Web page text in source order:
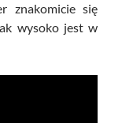
znakomicie się
wysoko jest w